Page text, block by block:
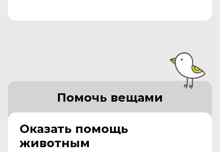
Оказать помощь
животным
Помочь вещами